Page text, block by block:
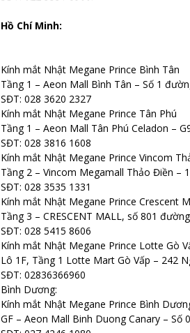
Hồ Chí Minh:
Kính mắt Nhật Megane Prince Bình Tân
Tầng 1 – Aeon Mall Bình Tân – Số 1
SĐT: 028 3620 2327
Kính mắt Nhật Megane Prince Tân Phú
Tầng 1 – Aeon Mall Tân Phú Celadon –
SĐT: 028 3816 1608
Kính mắt Nhật Megane Prince Vincom
Tầng 2 – Vincom Megamall Thảo Điền –
SĐT: 028 3535 1331
Kính mắt Nhật Megane Prince Crescent
Tầng 3 – CRESCENT MALL, số 801
SĐT: 028 5415 8606
Kính mắt Nhật Megane Prince Lotte Gò
Lô 1F, Tầng 1 Lotte Mart Gò Vấp – 242
SĐT: 02836366960
Bình Dương:
Kính mắt Nhật Megane Prince Bình
GF – Aeon Mall Binh Duong Canary –